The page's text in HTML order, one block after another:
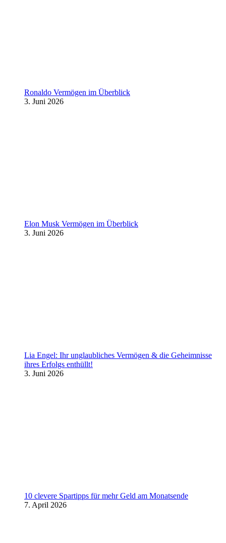
Ronaldo Vermögen im Überblick
3. Juni 2026
Elon Musk Vermögen im Überblick
3. Juni 2026
Lia Engel: Ihr unglaubliches Vermögen & die Geheimnisse
ihres Erfolgs enthüllt!
3. Juni 2026
10 clevere Spartipps für mehr Geld am Monatsende
7. April 2026